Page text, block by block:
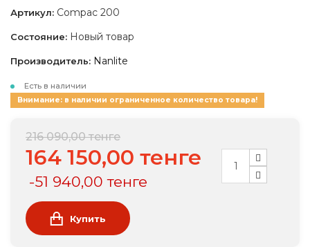
Артикул: Compac 200
Состояние: Новый товар
Производитель: Nanlite
Есть в наличии
Внимание: в наличии ограниченное количество товара!
216 090,00 тенге
164 150,00 тенге
-51 940,00 тенге
Купить